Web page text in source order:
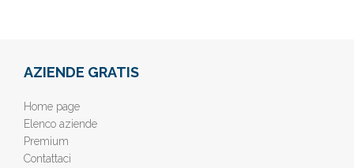
AZIENDE GRATIS
Home page
Elenco aziende
Premium
Contattaci